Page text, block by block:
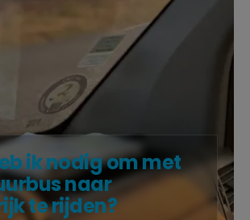
ik nodig om met
naar
te rijden?